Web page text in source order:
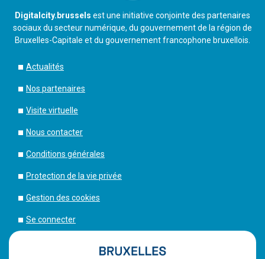
Digitalcity.brussels est une initiative conjointe des partenaires
sociaux du secteur numérique, du gouvernement de la région de
Bruxelles-Capitale et du gouvernement francophone bruxellois.
Actualités
Nos partenaires
Visite virtuelle
Nous contacter
Conditions générales
Protection de la vie privée
Gestion des cookies
Se connecter